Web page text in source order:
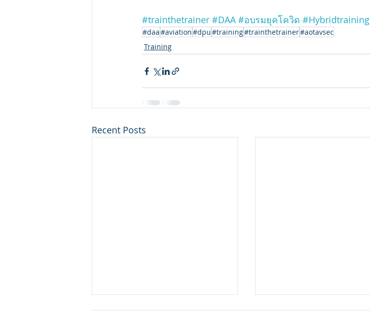
#trainthetrainer #DAA #อบรมยุคโควิด #Hybridtraining
#daa#aviation#dpu#training#trainthetrainer#aotavsec
Training
Recent Posts